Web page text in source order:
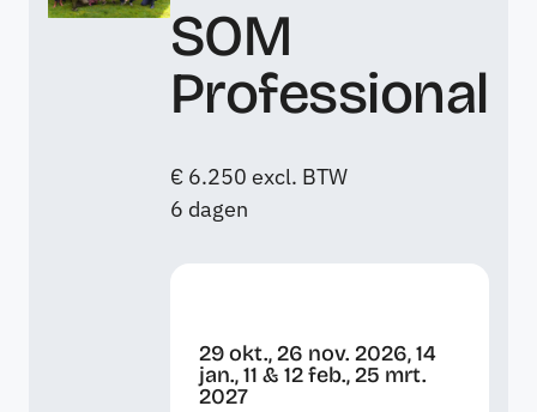
SOM
Professional
€ 6.250 excl. BTW
6 dagen
29 okt., 26 nov. 2026, 14
jan., 11 & 12 feb., 25 mrt.
2027